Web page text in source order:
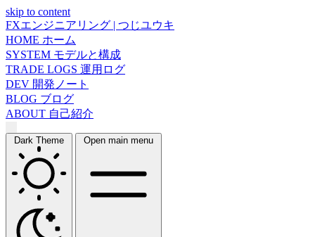
skip to content
FXエンジニアリング | つじユウキ
HOME ホーム
SYSTEM モデルと構成
TRADE LOGS 運用ログ
DEV 開発ノート
BLOG ブログ
ABOUT 自己紹介
Dark Theme Open main menu